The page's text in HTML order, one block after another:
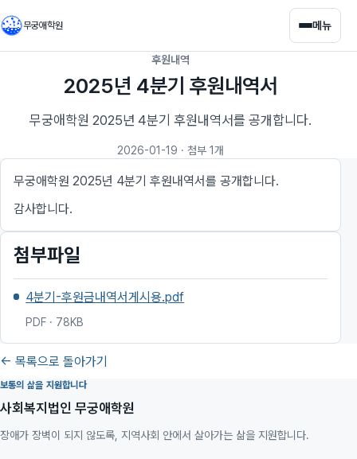
무궁애학원 메뉴
후원내역
2025년 4분기 후원내역서
무궁애학원 2025년 4분기 후원내역서를 공개합니다.
2026-01-19 · 첨부 1개
무궁애학원 2025년 4분기 후원내역서를 공개합니다.
감사합니다.
첨부파일
4분기-후원금내역서게시용.pdf
PDF · 78KB
← 목록으로 돌아가기
보통의 삶을 지원합니다
사회복지법인 무궁애학원
장애가 장벽이 되지 않도록, 지역사회 안에서 살아가는 삶을 지원합니다.